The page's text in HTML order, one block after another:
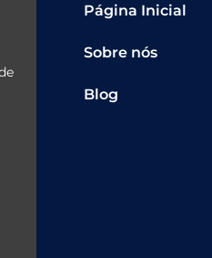
Página Inicial
Sobre nós
Blog